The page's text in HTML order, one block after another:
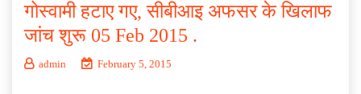
गोस्वामी हटाए गए, सीबीआइ अफसर के खिलाफ
जांच शुरू 05 Feb 2015 .
admin February 5, 2015